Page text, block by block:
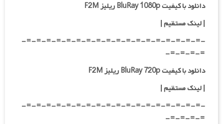
دانلود با کیفیت BluRay 1080p ریلیز F2M
|لینک مستقیم|
-=-=-=-=-=-=-=-=-=-=-=-=-=-=-=-=-=-=-
=-=-=-=-
دانلود با کیفیت BluRay 720p ریلیز F2M
| لینک مستقیم|
-=-=-=-=-=-=-=-=-=-=-=-=-=-=-=-=-=-=-
=-=-=-=-